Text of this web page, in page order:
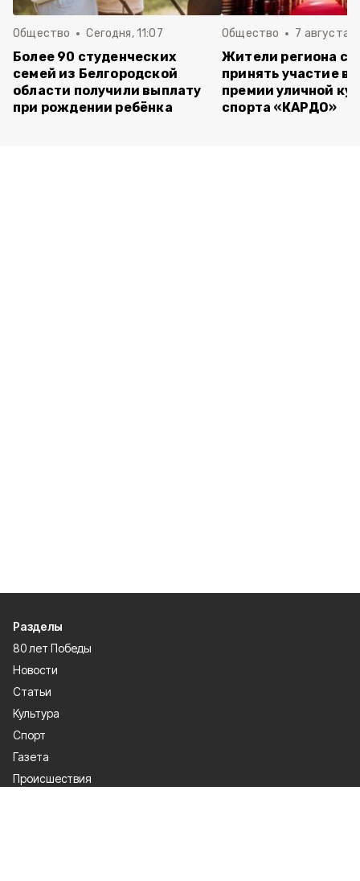
Общество Сегодня, 11:07
Более 90 студенческих
семей из Белгородской
области получили выплату
при рождении ребёнка
Общество 7 августа ,
Жители региона
принять участие в
премии уличной
спорта «КАРДО»
Разделы
80 лет Победы
Новости
Статьи
Культура
Спорт
Газета
Происшествия